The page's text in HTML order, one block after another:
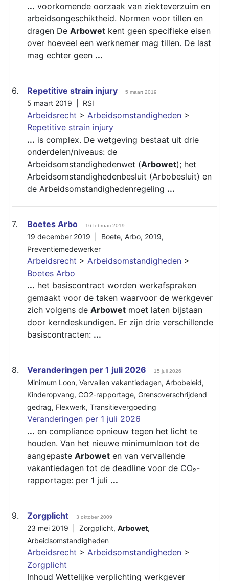
... voorkomende oorzaak van ziekteverzuim en
arbeidsongeschiktheid. Normen voor tillen en
dragen De Arbowet kent geen specifieke eisen
over hoeveel een werknemer mag tillen. De last
mag echter geen ...
6. Repetitive strain injury 5 maart 2019
5 maart 2019 | RSI
Arbeidsrecht > Arbeidsomstandigheden >
Repetitive strain injury
... is complex. De wetgeving bestaat uit drie
onderdelen/niveaus: de
Arbeidsomstandighedenwet (Arbowet); het
Arbeidsomstandighedenbesluit (Arbobesluit) en
de Arbeidsomstandighedenregeling ...
7. Boetes Arbo 16 februari 2019
19 december 2019 | Boete, Arbo, 2019,
Preventiemedewerker
Arbeidsrecht > Arbeidsomstandigheden >
Boetes Arbo
... het basiscontract worden werkafspraken
gemaakt voor de taken waarvoor de werkgever
zich volgens de Arbowet moet laten bijstaan
door kerndeskundigen. Er zijn drie verschillende
basiscontracten: ...
8. Veranderingen per 1 juli 2026 15 juli 2026
Minimum Loon, Vervallen vakantiedagen, Arbobeleid,
Kinderopvang, CO2-rapportage, Grensoverschrijdend
gedrag, Flexwerk, Transitievergoeding
Veranderingen per 1 juli 2026
... en compliance opnieuw tegen het licht te
houden. Van het nieuwe minimumloon tot de
aangepaste Arbowet en van vervallende
vakantiedagen tot de deadline voor de CO₂-
rapportage: per 1 juli ...
9. Zorgplicht 3 oktober 2009
23 mei 2019 | Zorgplicht, Arbowet,
Arbeidsomstandigheden
Arbeidsrecht > Arbeidsomstandigheden >
Zorgplicht
Inhoud Wettelijke verplichting werkgever